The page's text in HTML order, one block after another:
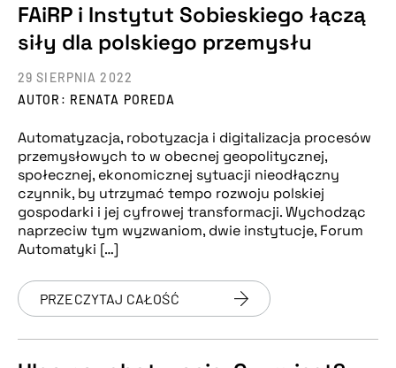
FAiRP i Instytut Sobieskiego łączą
siły dla polskiego przemysłu
AUTOR: RENATA POREDA
29 SIERPNIA 2022
Automatyzacja, robotyzacja i digitalizacja procesów
przemysłowych to w obecnej geopolitycznej,
społecznej, ekonomicznej sytuacji nieodłączny
czynnik, by utrzymać tempo rozwoju polskiej
gospodarki i jej cyfrowej transformacji. Wychodząc
naprzeciw tym wyzwaniom, dwie instytucje, Forum
Automatyki […]
PRZECZYTAJ CAŁOŚĆ